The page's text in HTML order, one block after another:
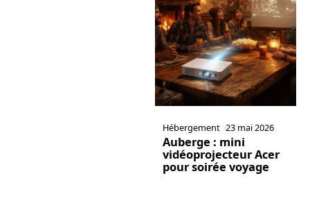
Hébergement 23 mai 2026
Auberge : mini
vidéoprojecteur Acer
pour soirée voyage